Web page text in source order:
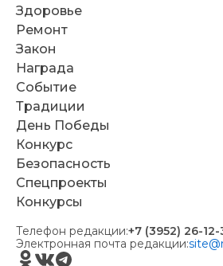
Здоровье
Ремонт
Закон
Награда
Событие
Традиции
День Победы
Конкурс
Безопасность
Спецпроекты
Конкурсы
Телефон редакции:+7 (3952) 26-12-
Электронная почта редакции: